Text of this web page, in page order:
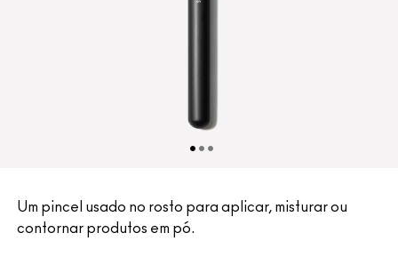
Um pincel usado no rosto para aplicar, misturar ou
contornar produtos em pó.